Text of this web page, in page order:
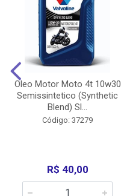
Oleo Motor Moto 4t 10w30
Semissintetico (Synthetic
Blend) Sl...
Código: 37279
R$ 40,00